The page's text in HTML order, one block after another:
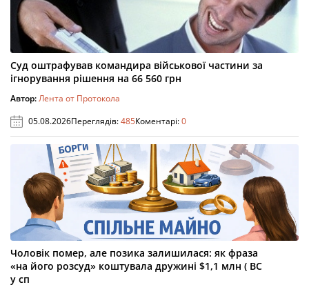
Суд оштрафував командира військової частини за
ігнорування рішення на 66 560 грн
Автор:Лента от Протокола
05.08.2026Переглядів:485Коментарі:0
Чоловік помер, але позика залишилася: як фраза
«на його розсуд» коштувала дружині $1,1 млн ( ВС
у сп